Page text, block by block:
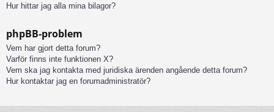
Hur hittar jag alla mina bilagor?
phpBB-problem
Vem har gjort detta forum?
Varför finns inte funktionen X?
Vem ska jag kontakta med juridiska ärenden angående detta forum?
Hur kontaktar jag en forumadministratör?